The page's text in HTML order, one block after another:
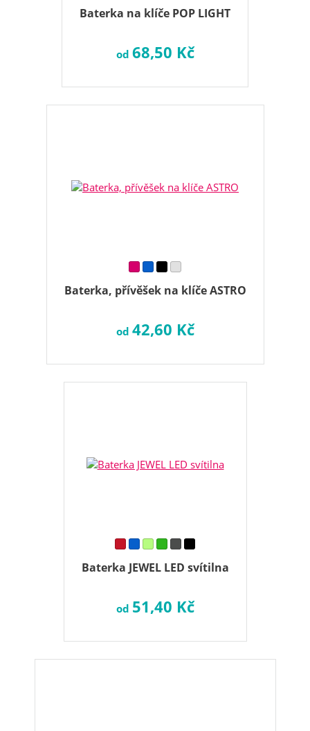
Baterka na klíče POP LIGHT
od 68,50 Kč
Baterka, přívěšek na klíče ASTRO
od 42,60 Kč
Baterka JEWEL LED svítilna
od 51,40 Kč